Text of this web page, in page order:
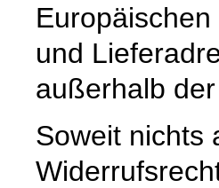
und
außerhalb
Soweit nichts